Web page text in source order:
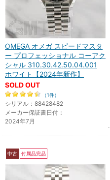
OMEGA オメガ スピードマスタ
ー プロフェッショナル コーアク
シャル 310.30.42.50.04.001
ホワイト【2024年新作】
SOLD OUT
（1件）
シリアル：88428482
メーカー保証書日付：
2024年7月
中古 付属品完品